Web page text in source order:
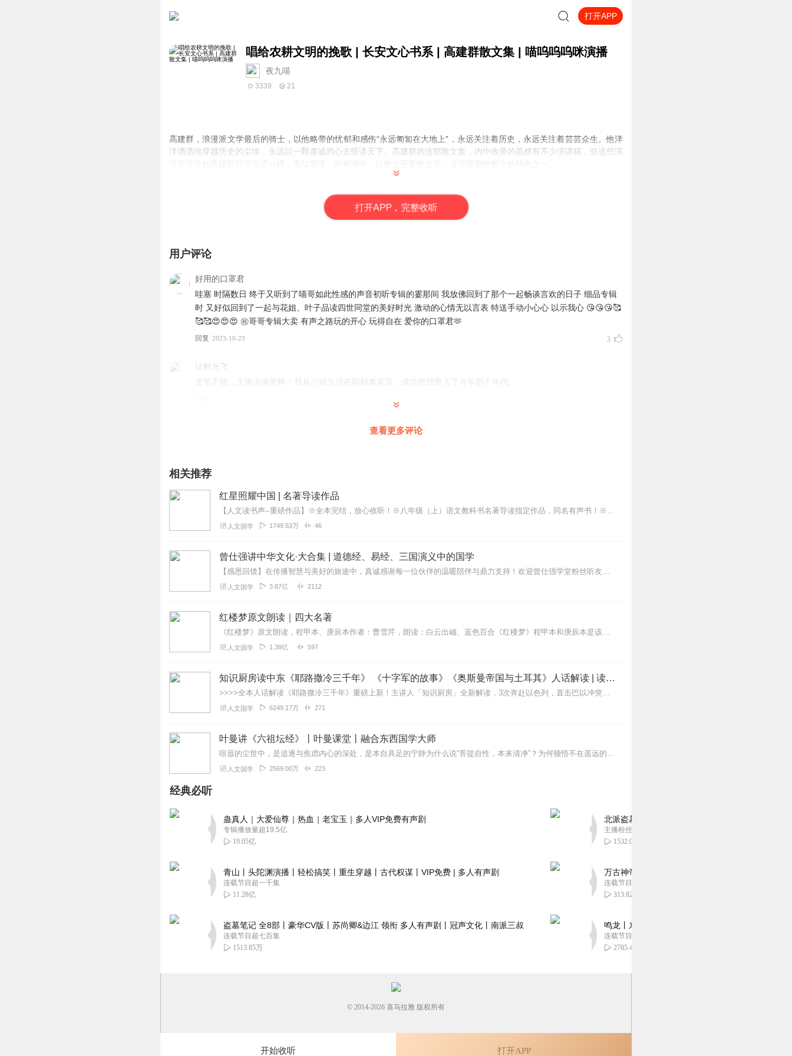
打开APP
唱给农耕文明的挽歌 | 长安文心书系 | 高建群散文集 | 喵呜呜呜咪演播
夜九喵
3339 21
高建群，浪漫派文学最后的骑士，以他略带的忧郁和感伤“永远匍匐在大地上”，永远关注着历史，永远关注着芸芸众生。他洋
洋洒洒地穿越历史的尘埃，永远以一颗虔诚的心去悟读天下。高建群的这部散文集，内中收录的虽然有不少演讲稿，但这些演
打开APP，完整收听
用户评论
好用的口罩君
哇塞 时隔数日 终于又听到了喵哥如此性感的声音初听专辑的霎那间 我放佛回到了那个一起畅谈言欢的日子 细品专辑
时 又好似回到了一起与花姐、叶子品读四世同堂的美好时光 激动的心情无以言表 特送手动小心心 以示我心 😘😘😘🥰
🥰🥰😍😍😍 ㊗️哥哥专辑大卖 有声之路玩的开心 玩得自在 爱你的口罩君🫶
回复 2023-10-23 3
让时光飞
文笔不错，主播演播更棒！我从小就生活在阿勒泰草原，成功把我带入了当年那个年代。
英英子音
专辑制作精良，这本散文写的本来就不错，主播用他的声音又赋予了这本书更生动的画面和情感，听了之后真的觉得
好震撼！
查看更多评论
相关推荐
红星照耀中国 | 名著导读作品
【人文读书声--重磅作品】※全本完结，放心收听！※八年级（上）语文教科书名著导读指定作品，同名有声书！※著名翻译家董乐山先生权威中文译本！※人民文学出版...
人文国学 1749.53万 46
曾仕强讲中华文化·大合集 | 道德经、易经、三国演义中的国学
【感恩回馈】在传播智慧与美好的旅途中，真诚感谢每一位伙伴的温暖陪伴与鼎力支持！欢迎曾仕强学堂粉丝听友们入群交流，更多新鲜玩法和福利活动等你！添加微信：zengf...
人文国学 3.87亿 2112
红楼梦原文朗读｜四大名著
《红楼梦》原文朗读，程甲本、庚辰本作者：曹雪芹，朗读：白云出岫、蓝色百合《红楼梦》程甲本和庚辰本是该书两大重要版本。程甲本由程伟元和高鹗于乾隆五十六年（1791...
人文国学 1.38亿 597
知识厨房读中东《耶路撒冷三千年》 《十字军的故事》《奥斯曼帝国与土耳其》人话解读 | 读懂巴以冲突、叙利亚
>>>>全本人话解读《耶路撒冷三千年》重磅上新！主讲人「知识厨房」全新解读，3次奔赴以色列，直击巴以冲突，他经历了什么？又会给我们带来什么？欢迎收听，参与抽奖！...
人文国学 6249.17万 271
叶曼讲《六祖坛经》丨叶曼课堂丨融合东西国学大师
喧嚣的尘世中，是追逐与焦虑内心的深处，是本自具足的宁静为什么说“菩提自性，本来清净”？为何顿悟不在遥远的庙堂，而在当下的柴米油盐？我们终日寻找的“佛”，究竟在何...
人文国学 2569.00万 223
经典必听
蛊真人｜大爱仙尊｜热血｜老宝玉｜多人VIP免费有声剧
专辑播放量超19.5亿
19.05亿
青山丨头陀渊演播丨轻松搞笑丨重生穿越丨古代权谋丨VIP免费 | 多人有声剧
连载节目超一千集
11.28亿
盗墓笔记 全8部丨豪华CV版丨苏尚卿&边江 领衔 多人有声剧丨冠声文化丨南派三叔
连载节目超七百集
1513.85万
北派盗墓笔记丨头陀渊出品丨悬疑灵异丨摸金校尉
主播粉丝1659万
1532.09万
万古神帝丨玄幻丨热血丨紫襟团队演播丨多人有声
连载节目超二百集
313.82万
鸣龙丨东方玄幻丨紫襟团队丨轻松搞笑丨多人有声
连载节目超五百集
2785.41万
开始收听 打开APP
© 2014-2026 喜马拉雅 版权所有